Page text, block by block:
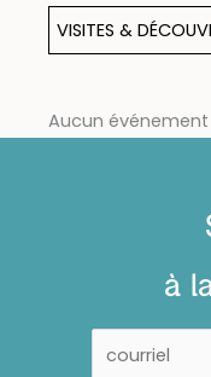
VISITES &
Aucun
à